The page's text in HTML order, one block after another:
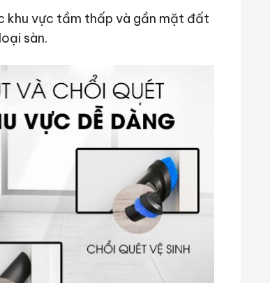
khu vực tầm thấp và gần mặt đất
sàn.